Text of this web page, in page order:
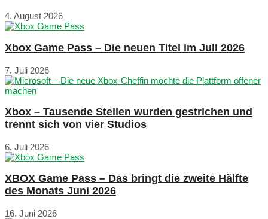
4. August 2026
Xbox Game Pass – Die neuen Titel im Juli 2026
7. Juli 2026
Xbox – Tausende Stellen wurden gestrichen und
trennt sich von vier Studios
6. Juli 2026
XBOX Game Pass – Das bringt die zweite Hälfte
des Monats Juni 2026
16. Juni 2026